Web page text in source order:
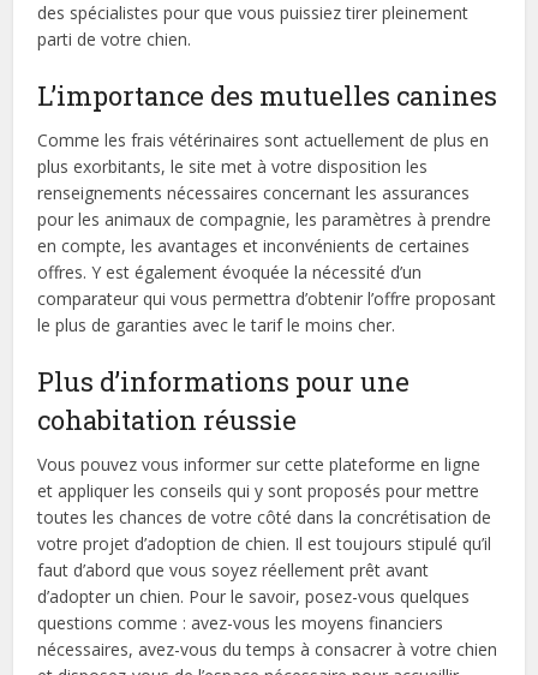
des spécialistes pour que vous puissiez tirer pleinement
parti de votre chien.
L’importance des mutuelles canines
Comme les frais vétérinaires sont actuellement de plus en
plus exorbitants, le site met à votre disposition les
renseignements nécessaires concernant les assurances
pour les animaux de compagnie, les paramètres à prendre
en compte, les avantages et inconvénients de certaines
offres. Y est également évoquée la nécessité d’un
comparateur qui vous permettra d’obtenir l’offre proposant
le plus de garanties avec le tarif le moins cher.
Plus d’informations pour une
cohabitation réussie
Vous pouvez vous informer sur cette plateforme en ligne
et appliquer les conseils qui y sont proposés pour mettre
toutes les chances de votre côté dans la concrétisation de
votre projet d’adoption de chien. Il est toujours stipulé qu’il
faut d’abord que vous soyez réellement prêt avant
d’adopter un chien. Pour le savoir, posez-vous quelques
questions comme : avez-vous les moyens financiers
nécessaires, avez-vous du temps à consacrer à votre chien